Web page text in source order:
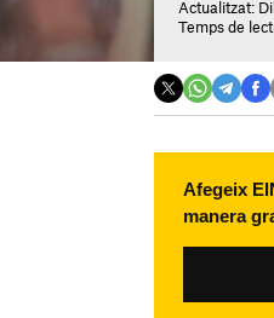
Actualitzat:
Temps de
Afegeix
manera